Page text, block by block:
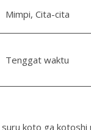
Mimpi, Cita-cita
Tenggat waktu
suru koto ga